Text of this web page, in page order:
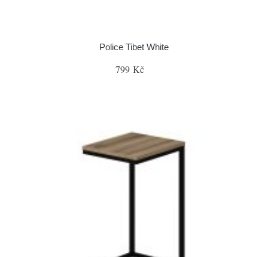
Police Tibet White
799 Kč